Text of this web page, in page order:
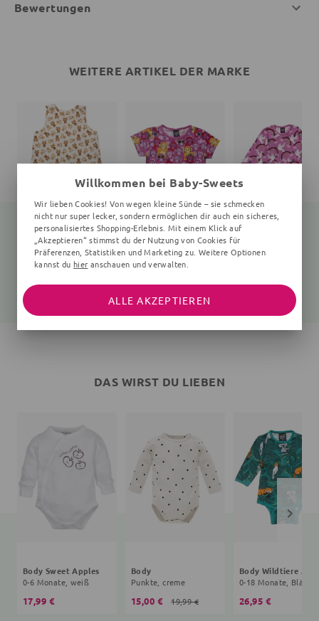
Bewertungen
WEITERE ARTIKEL DER MARKE
Schlafsack Bär Teddy
creme
33,95 €
T-Shirt
Affen
DAS WIRST DU LIEBEN
Body Sweet Apples
0-6 Monate, weiß
17,99 €
Body
Punkte, creme
15,00 € 19,99 € 26,95 €
Willkommen bei Baby-Sweets
Wir lieben Cookies! Von wegen kleine Sünde – sie schmecken
nicht nur super lecker, sondern ermöglichen dir auch ein sicheres,
personalisiertes Shopping-Erlebnis. Mit einem Klick auf
„Akzeptieren“ stimmst du der Nutzung von Cookies für
Präferenzen, Statistiken und Marketing zu. Weitere Optionen
kannst du hier anschauen und verwalten.
ALLE AKZEPTIEREN